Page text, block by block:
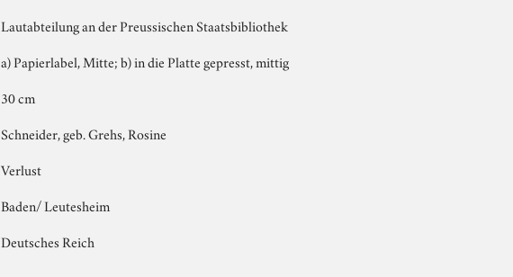
Lautabteilung an der Preussischen Staatsbibliothek
a) Papierlabel, Mitte; b) in die Platte gepresst, mittig
30 cm
Schneider, geb. Grehs, Rosine
Verlust
Baden/ Leutesheim
Deutsches Reich